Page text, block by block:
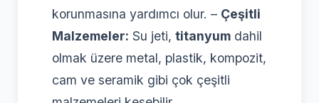
korunmasına yardımcı olur. – Çeşitli
Malzemeler: Su jeti, titanyum dahil
olmak üzere metal, plastik, kompozit,
cam ve seramik gibi çok çeşitli